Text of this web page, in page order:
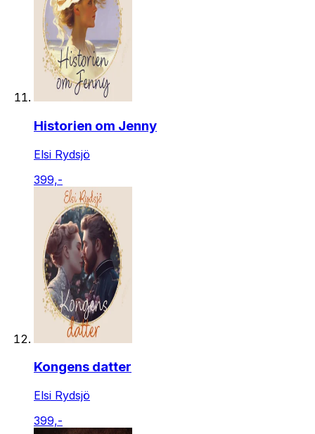
Historien om Jenny
Elsi Rydsjö
399,-
Kongens datter
Elsi Rydsjö
399,-